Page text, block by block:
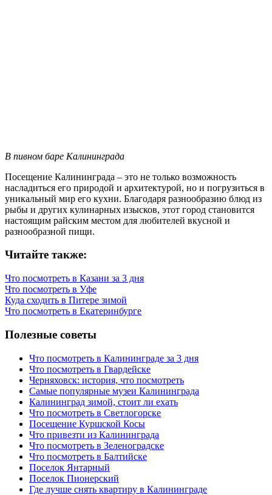
В пивном баре Калининграда
Посещение Калининграда – это не только возможность
насладиться его природой и архитектурой, но и погрузиться в
уникальный мир его кухни. Благодаря разнообразию блюд из
рыбы и других кулинарных изысков, этот город становится
настоящим райским местом для любителей вкусной и
разнообразной пищи.
Читайте также:
Что посмотреть в Казани за 3 дня
Что посмотреть в Уфе
Куда сходить в Питере зимой
Что посмотреть в Екатеринбурге
Полезные советы
Что посмотреть в Калининграде за 3 дня
Что посмотреть в Гвардейске
Черняховск: история, что посмотреть
Самые популярные музеи Калининграда
Калининград зимой, стоит ли ехать
Что посмотреть в Светлогорске
Посещение Куршской Косы
Что привезти из Калининграда
Что посмотреть в Зеленоградске
Что посмотреть в Балтийске
Поселок Янтарный
Поселок Пионерский
Где лучше снять квартиру в Калининграде